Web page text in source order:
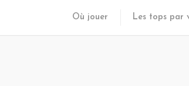
Où jouer Les tops par